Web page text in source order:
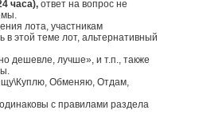
часа), ответ на вопрос не
лота, участникам
в этой теме лот, альтернативный
дешевле, лучше», и т.п., также
Обменяю, Отдам,
с правилами раздела